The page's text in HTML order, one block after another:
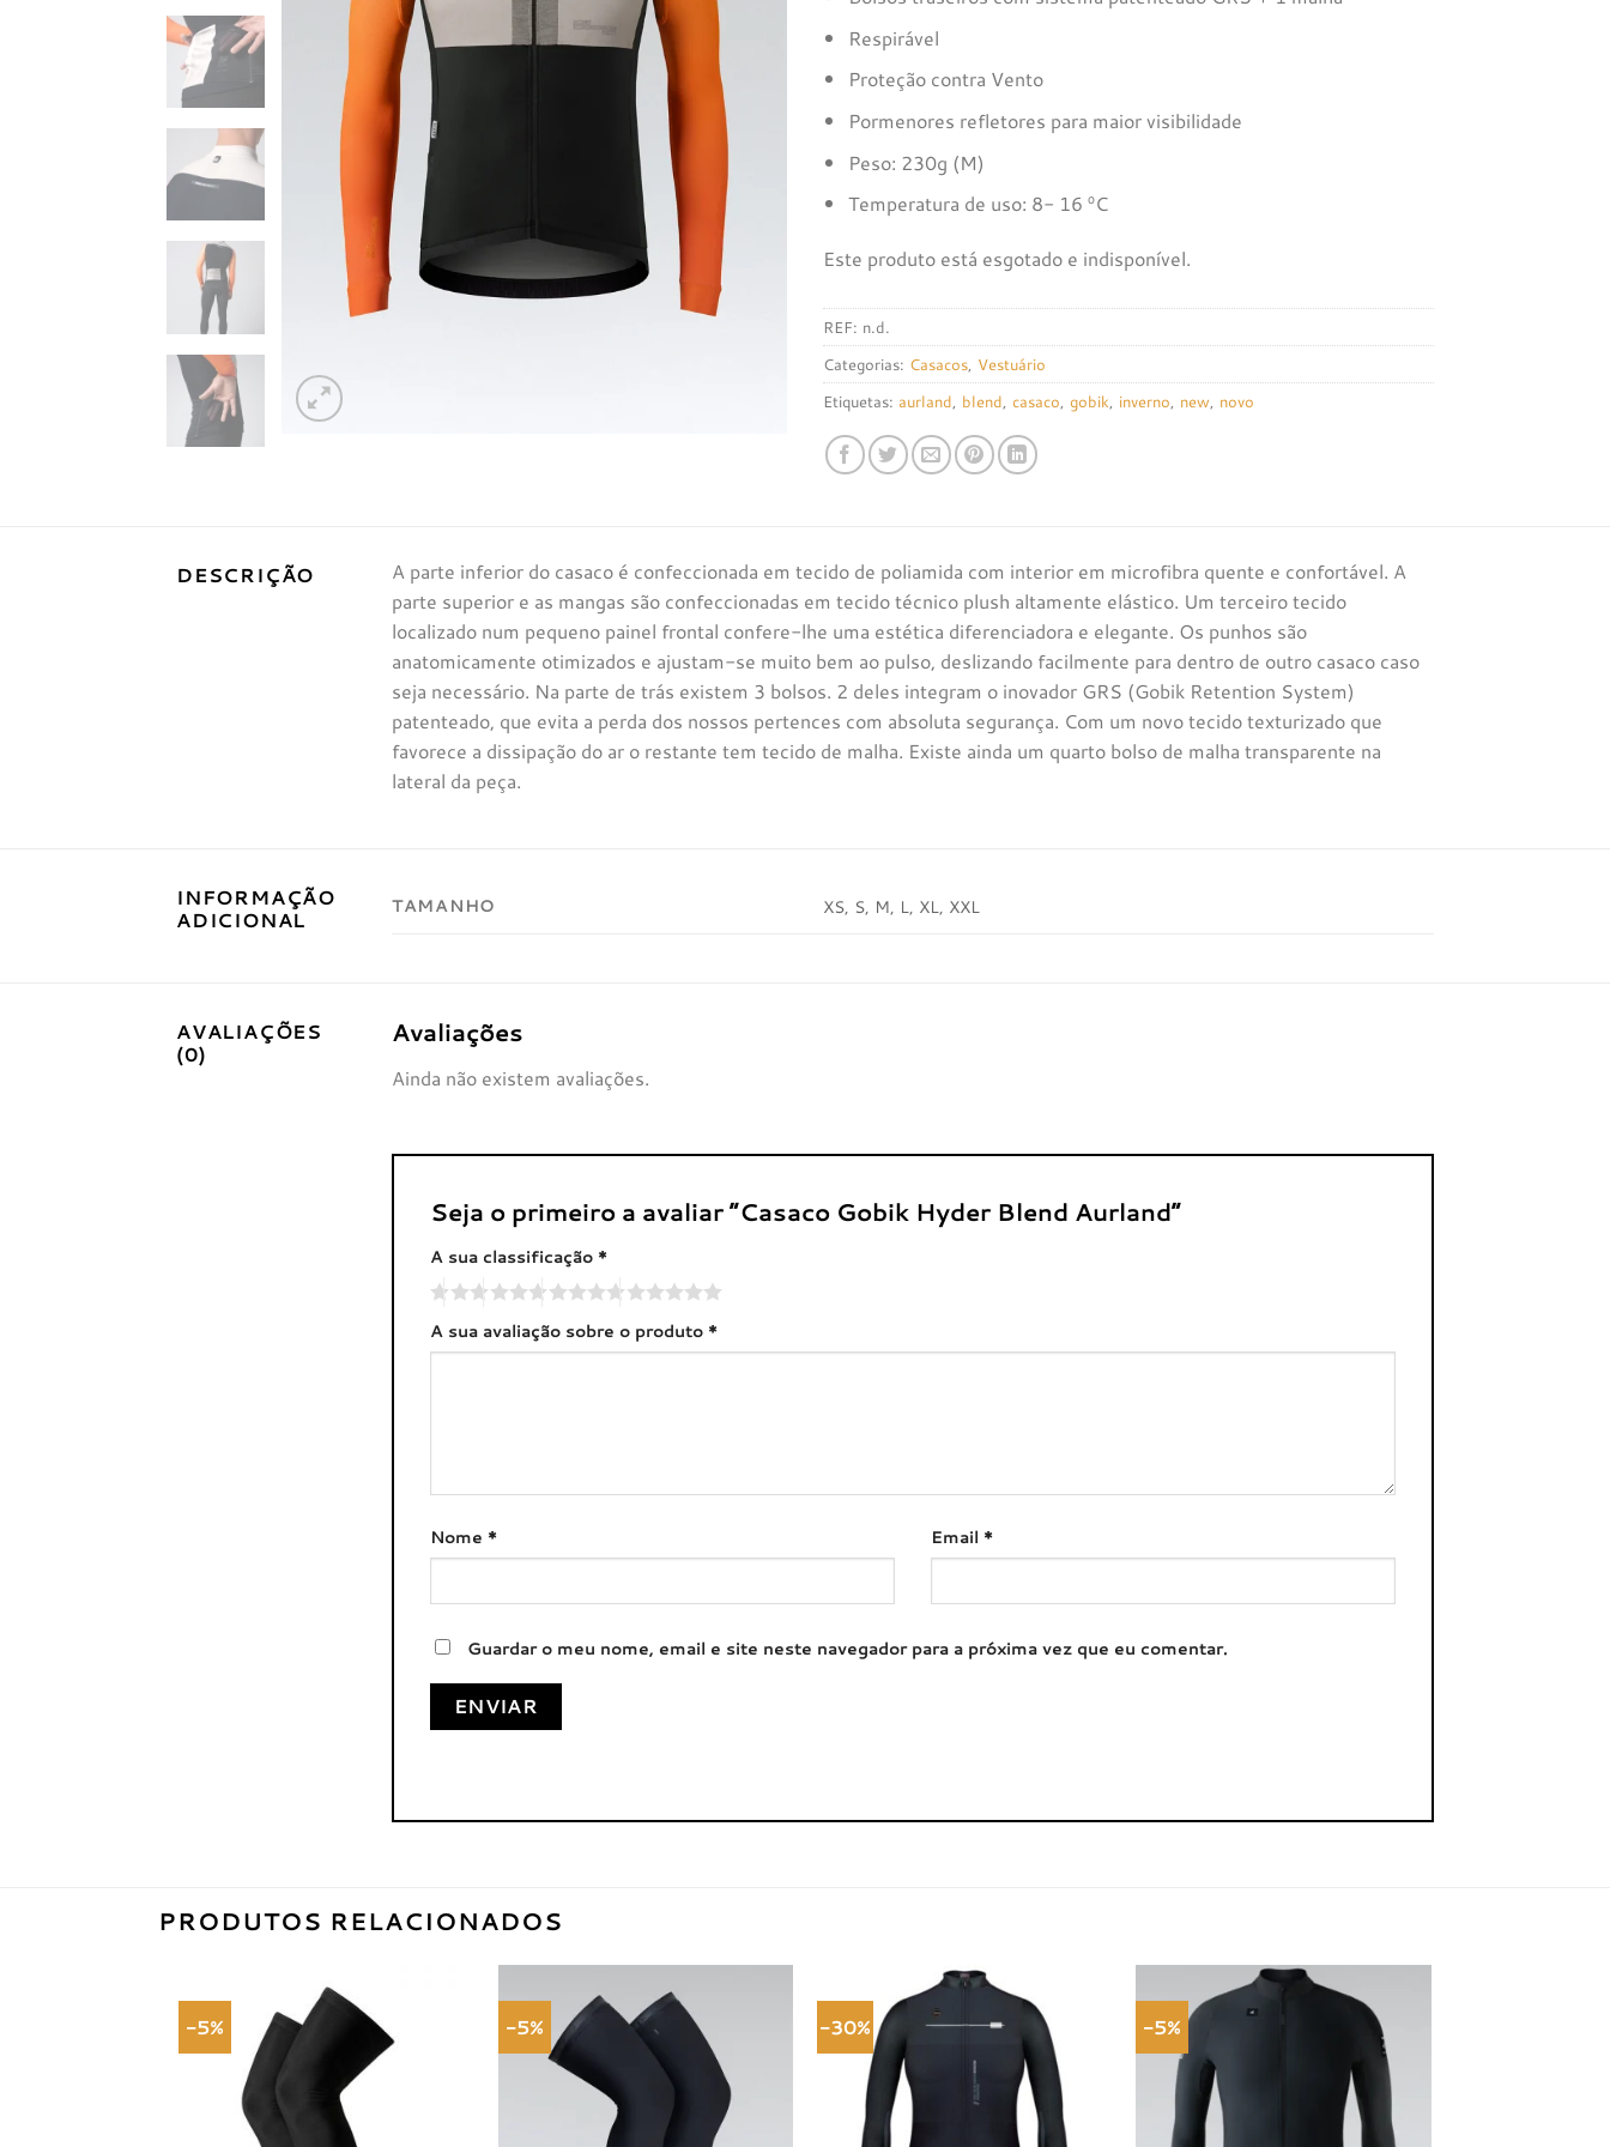
Respirável
Proteção contra Vento
Pormenores refletores para maior visibilidade
Peso: 230g (M)
Temperatura de uso: 8- 16 ºC
Este produto está esgotado e indisponível.
REF: n.d.
Categorias: Casacos, Vestuário
Etiquetas: aurland, blend, casaco, gobik, inverno, new, novo
DESCRIÇÃO
A parte inferior do casaco é confeccionada em tecido de poliamida com interior em microfibra quente e confortável. A
parte superior e as mangas são confeccionadas em tecido técnico plush altamente elástico. Um terceiro tecido
localizado num pequeno painel frontal confere-lhe uma estética diferenciadora e elegante. Os punhos são
anatomicamente otimizados e ajustam-se muito bem ao pulso, deslizando facilmente para dentro de outro casaco caso
seja necessário. Na parte de trás existem 3 bolsos. 2 deles integram o inovador GRS (Gobik Retention System)
patenteado, que evita a perda dos nossos pertences com absoluta segurança. Com um novo tecido texturizado que
favorece a dissipação do ar o restante tem tecido de malha. Existe ainda um quarto bolso de malha transparente na
lateral da peça.
INFORMAÇÃO
ADICIONAL
TAMANHO XS, S, M, L, XL, XXL
AVALIAÇÕES
(0)
Avaliações
Ainda não existem avaliações.
Seja o primeiro a avaliar “Casaco Gobik Hyder Blend Aurland”
A sua classificação *
A sua avaliação sobre o produto *
Nome * Email *
Guardar o meu nome, email e site neste navegador para a próxima vez que eu comentar.
PRODUTOS RELACIONADOS
-5% -5%
desejos
-30%
Adicionar
à lista de
desejos
-5%
Adicionar
à lista de
desejos